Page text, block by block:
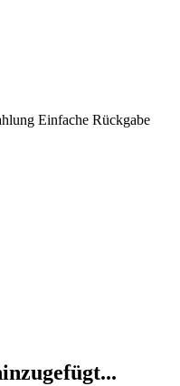
Einfache Rückgabe